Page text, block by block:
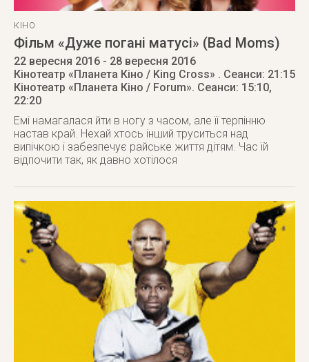
КІНО
Фільм «Дуже погані матусі» (Bad Moms)
22 вересня 2016 - 28 вересня 2016
Кінотеатр «Планета Кіно / King Cross» . Сеанси: 21:15
Кінотеатр «Планета Кіно / Forum». Сеанси: 15:10,
22:20
Емі намагалася йти в ногу з часом, але її терпінню
настав край. Нехай хтось інший труситься над
випічкою і забезпечує райське життя дітям. Час їй
відпочити так, як давно хотілося